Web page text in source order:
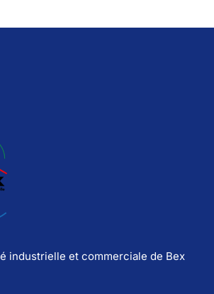
industrielle et commerciale de Bex